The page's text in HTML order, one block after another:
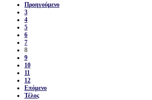
Προηγούμενο
3
4
5
6
7
8
9
10
11
12
Επόμενο
Τέλος